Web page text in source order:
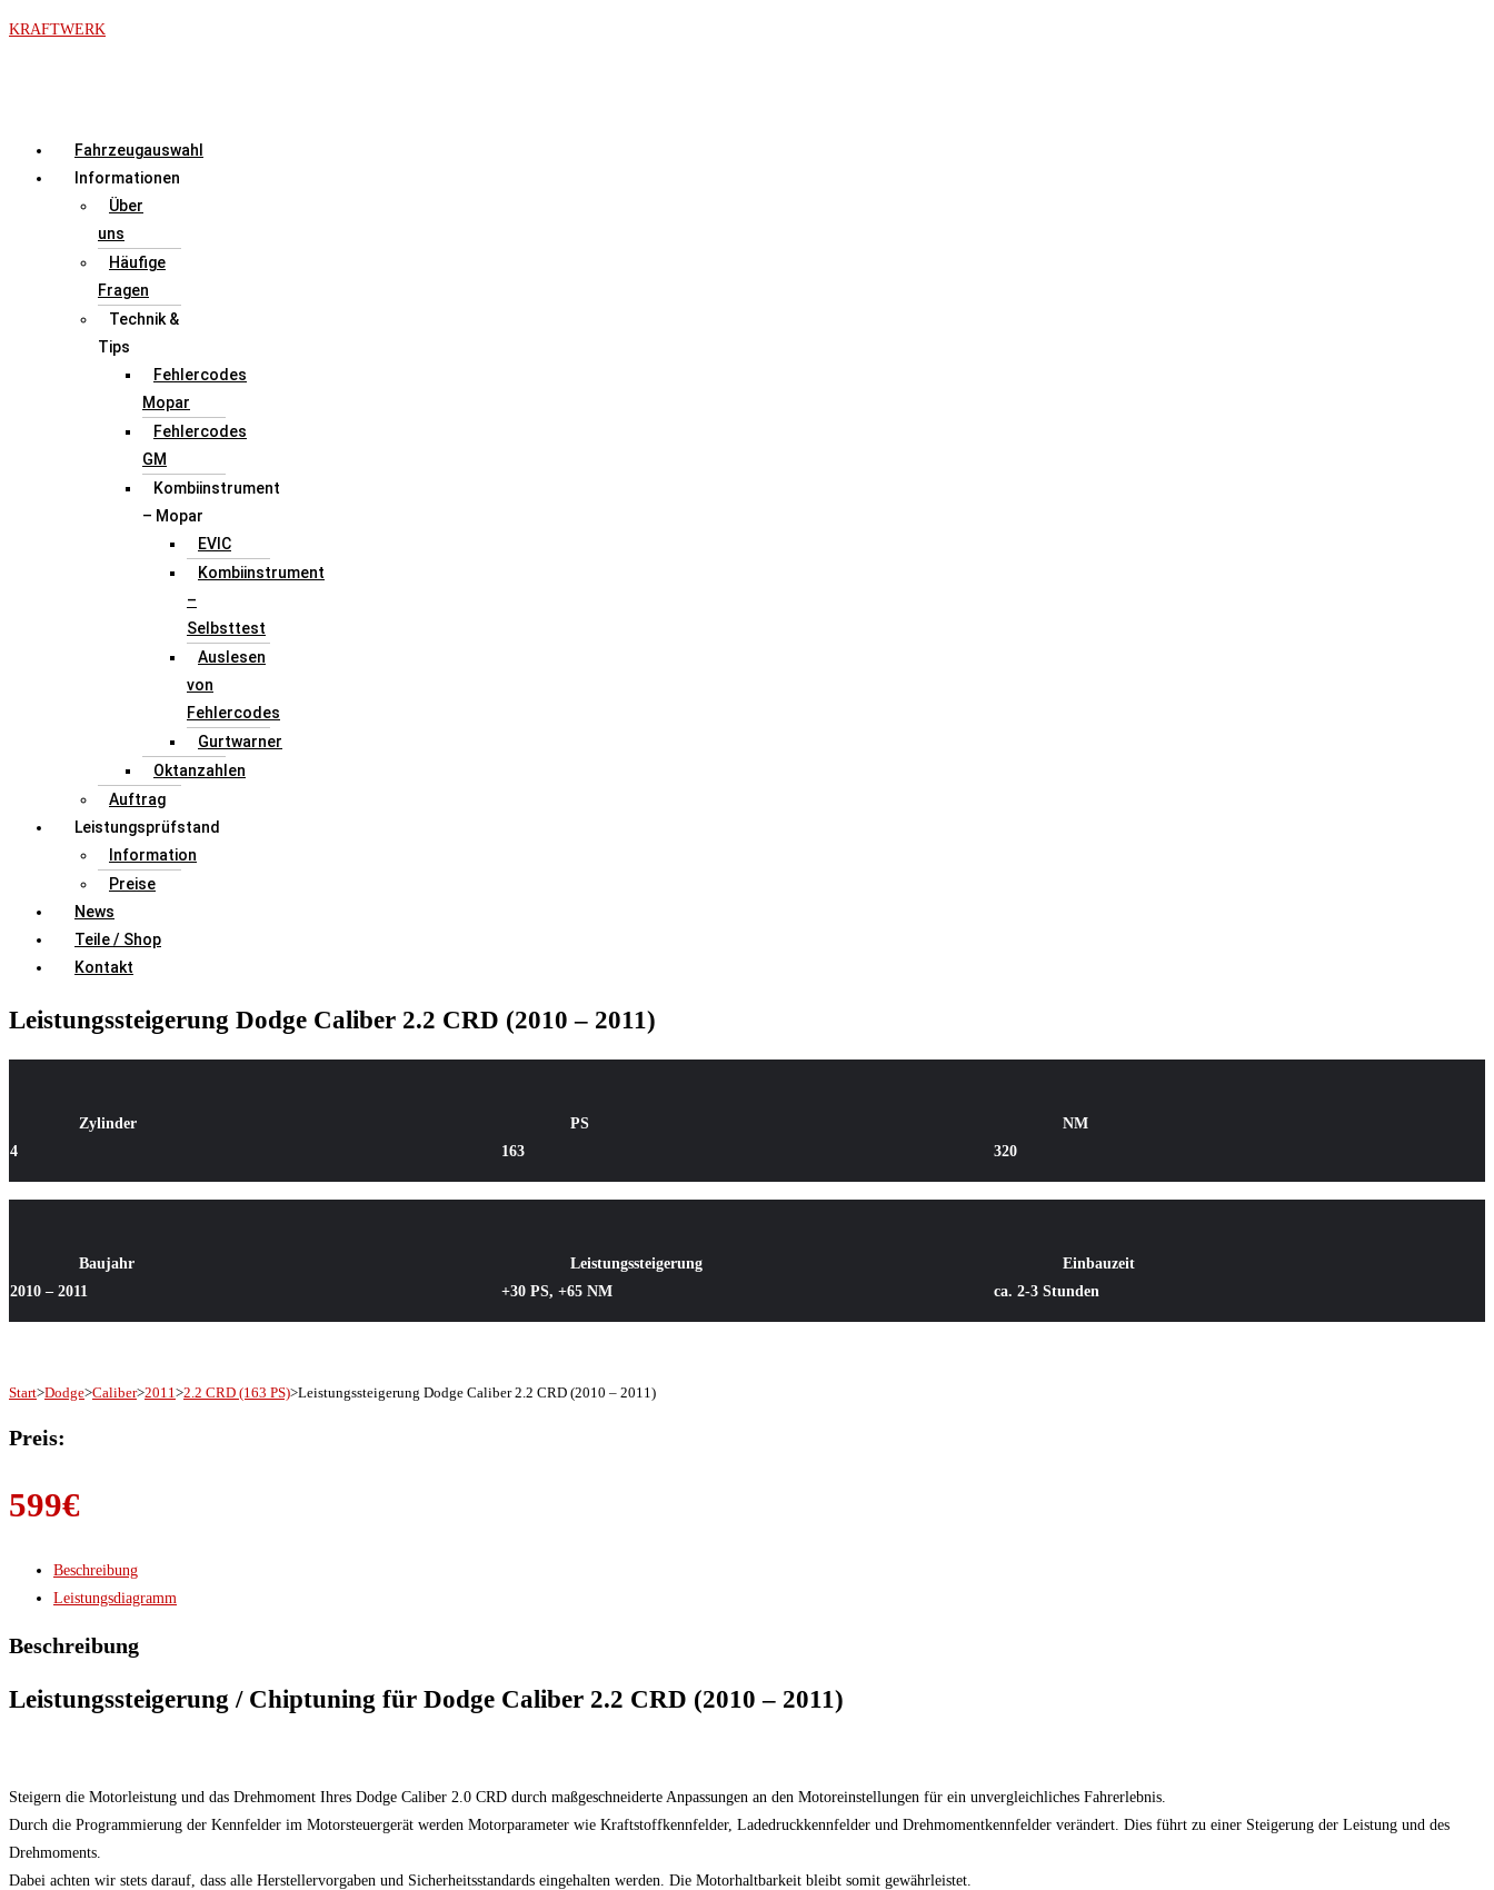
Zum
KRAFTWERK
Menü
Fahrzeugauswahl
Informationen
Über
uns
Häufige
Fragen
Technik &
Tips
Fehlercodes
Mopar
Fehlercodes
GM
Kombiinstrument
– Mopar
EVIC
Kombiinstrument
–
Selbsttest
Auslesen
von
Fehlercodes
Gurtwarner
Oktanzahlen
Auftrag
Leistungsprüfstand
Information
Preise
News
Teile / Shop
Kontakt
Leistungssteigerung Dodge Caliber 2.2 CRD (2010 – 2011)
Zylinder
4
PS
163
NM
320
Baujahr
2010 – 2011
Leistungssteigerung
+30 PS, +65 NM
Einbauzeit
ca. 2-3 Stunden
Start>Dodge>Caliber>2011>2.2 CRD (163 PS)>Leistungssteigerung Dodge Caliber 2.2 CRD (2010 – 2011)
Preis:
599€
Beschreibung
Leistungsdiagramm
Beschreibung
Leistungssteigerung / Chiptuning für Dodge Caliber 2.2 CRD (2010 – 2011)
Steigern die Motorleistung und das Drehmoment Ihres Dodge Caliber 2.0 CRD durch maßgeschneiderte Anpassungen an den Motoreinstellungen für ein unvergleichliches Fahrerlebnis.
Durch die Programmierung der Kennfelder im Motorsteuergerät werden Motorparameter wie Kraftstoffkennfelder, Ladedruckkennfelder und Drehmomentkennfelder verändert. Dies führt zu einer Steigerung der Leistung und des
Drehmoments.
Dabei achten wir stets darauf, dass alle Herstellervorgaben und Sicherheitsstandards eingehalten werden. Die Motorhaltbarkeit bleibt somit gewährleistet.